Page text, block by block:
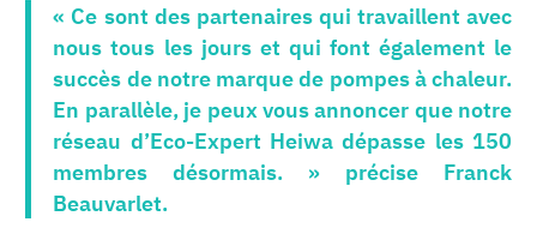
« Ce sont des partenaires qui travaillent avec
nous tous les jours et qui font également le
succès de notre marque de pompes à chaleur.
En parallèle, je peux vous annoncer que notre
réseau d’Eco-Expert Heiwa dépasse les 150
membres désormais. » précise Franck
Beauvarlet.